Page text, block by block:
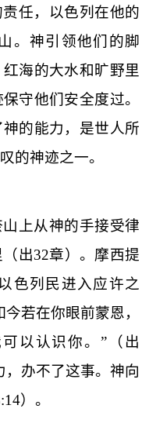
任，以色列在他的
。神引领他们的脚
海的大水和旷野里
守他们安全度过。
的能力，是世人所
的神迹之一。
上从神的手接受律
出32章）。摩西提
色列民进入应许之
若在你眼前蒙恩，
以认识你。”（出
办不了这事。神向
）。